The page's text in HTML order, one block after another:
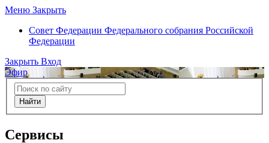
Меню Закрыть
Совет Федерации Федерального собрания Российской
Федерации
Закрыть Вход
Эфир
Найти
Сервисы